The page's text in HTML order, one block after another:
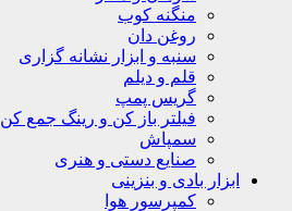
منگنه کوب
روغن دان
سنبه و ابزار نشانه گزاری
قلم و دیلم
گریس پمپ
فیلتر باز کن و رینگ جمع کن
سمپاش
صنایع دستی و هنری
ابزار بادی و بنزینی
کمپرسور هوا